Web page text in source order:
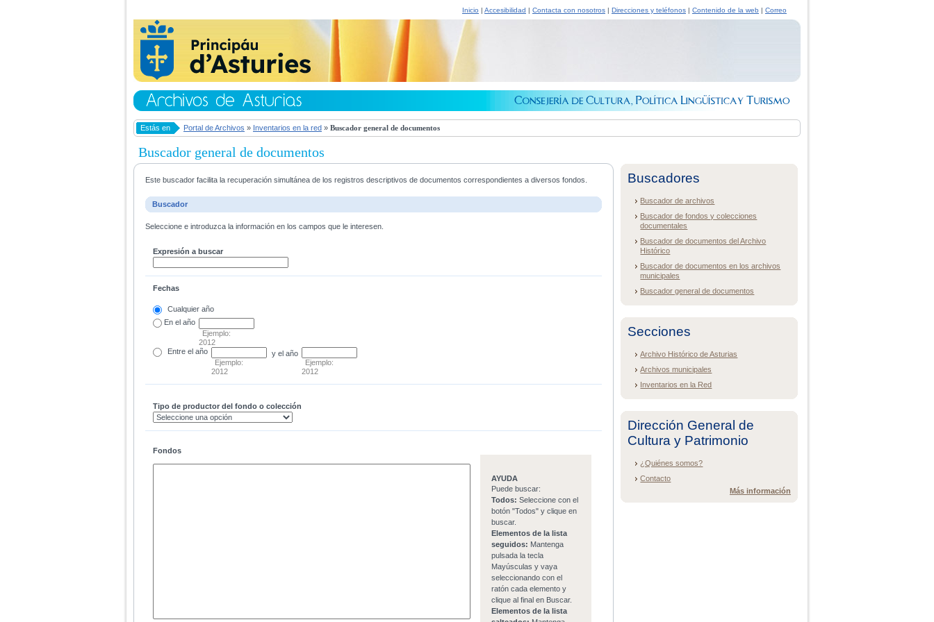
Inicio | Accesibilidad | Contacta con nosotros | Direcciones y teléfonos | Contenido de la web | Correo
Estás en Portal de Archivos » Inventarios en la red » Buscador general de documentos
Buscador general de documentos
Este buscador facilita la recuperación simultánea de los registros descriptivos de documentos correspondientes a diversos fondos.
Buscador
Seleccione e introduzca la información en los campos que le interesen.
Expresión a buscar
Fechas
Cualquier año
En el año
Ejemplo:
2012
Entre el año
Ejemplo:
2012
y el año
Ejemplo:
2012
Tipo de productor del fondo o colección
Fondos
AYUDA
Puede buscar:
Todos: Seleccione con el
botón "Todos" y clique en
buscar.
Elementos de la lista
seguidos: Mantenga
pulsada la tecla
Mayúsculas y vaya
seleccionando con el
ratón cada elemento y
clique al final en Buscar.
Elementos de la lista
Buscadores
Buscador de archivos
Buscador de fondos y colecciones
documentales
Buscador de documentos del Archivo
Histórico
Buscador de documentos en los archivos
municipales
Buscador general de documentos
Secciones
Archivo Histórico de Asturias
Archivos municipales
Inventarios en la Red
Dirección General de
Cultura y Patrimonio
¿Quiénes somos?
Contacto
Más información